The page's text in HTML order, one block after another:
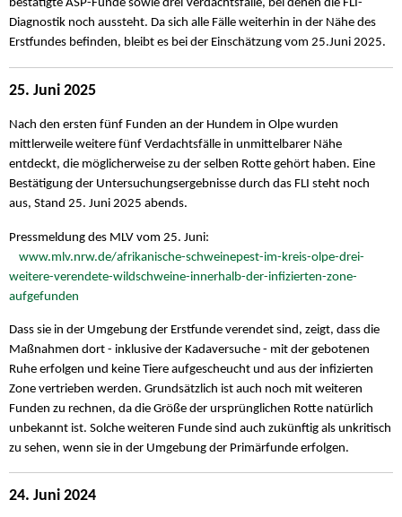
bestätigte ASP-Funde sowie drei Verdachtsfälle, bei denen die FLI-
Diagnostik noch aussteht. Da sich alle Fälle weiterhin in der Nähe des
Erstfundes befinden, bleibt es bei der Einschätzung vom 25.Juni 2025.
25. Juni 2025
Nach den ersten fünf Funden an der Hundem in Olpe wurden
mittlerweile weitere fünf Verdachtsfälle in unmittelbarer Nähe
entdeckt, die möglicherweise zu der selben Rotte gehört haben. Eine
Bestätigung der Untersuchungsergebnisse durch das FLI steht noch
aus, Stand 25. Juni 2025 abends.
Pressmeldung des MLV vom 25. Juni:
www.mlv.nrw.de/afrikanische-schweinepest-im-kreis-olpe-drei-
weitere-verendete-wildschweine-innerhalb-der-infizierten-zone-
aufgefunden
Dass sie in der Umgebung der Erstfunde verendet sind, zeigt, dass die
Maßnahmen dort - inklusive der Kadaversuche - mit der gebotenen
Ruhe erfolgen und keine Tiere aufgescheucht und aus der infizierten
Zone vertrieben werden. Grundsätzlich ist auch noch mit weiteren
Funden zu rechnen, da die Größe der ursprünglichen Rotte natürlich
unbekannt ist. Solche weiteren Funde sind auch zukünftig als unkritisch
zu sehen, wenn sie in der Umgebung der Primärfunde erfolgen.
24. Juni 2024